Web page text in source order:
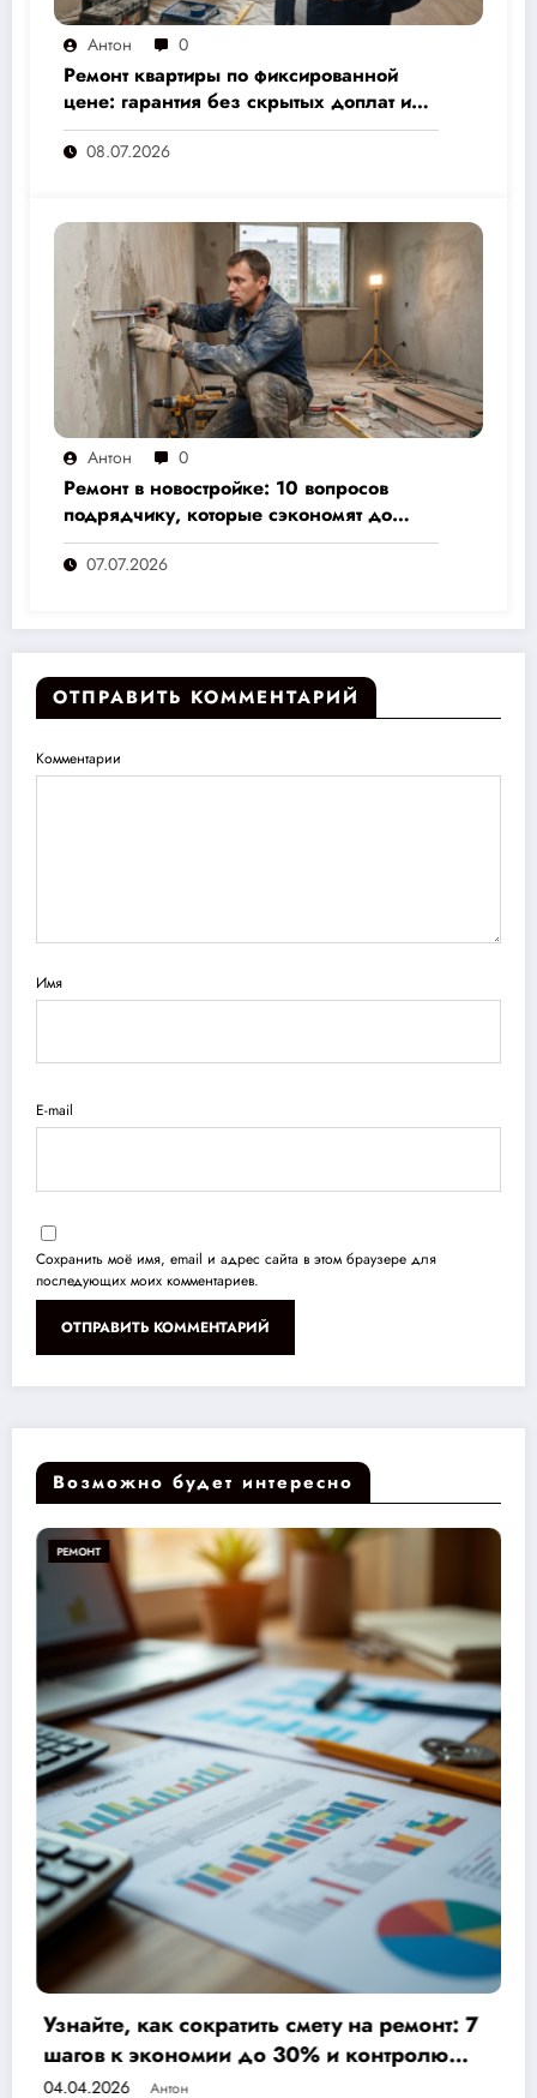
Антон 0
Ремонт квартиры по фиксированной
цене: гарантия без скрытых доплат и
переплат
08.07.2026
Антон 0
Ремонт в новостройке: 10 вопросов
подрядчику, которые сэкономят до
30% бюджета и избавят от головной
боли07.07.2026
ОТПРАВИТЬ КОММЕНТАРИЙ
Комментарии
Имя
E-mail
Сохранить моё имя, email и адрес сайта в этом браузере для
последующих моих комментариев.
Возможно будет интересно
7
Ремонт от застройщика или под
выбрать, чтобы сэкономить деньги и
нервы?
04.04.2026